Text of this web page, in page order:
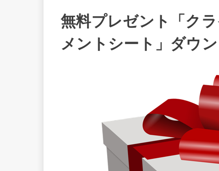
無料プレゼント「ク
メントシート」ダウ